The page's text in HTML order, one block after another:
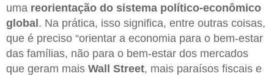
uma reorientação do sistema político-econômico
global . Na prática, isso significa, entre outras coisas,
que é preciso “orientar a economia para o bem-estar
das famílias, não para o bem-estar dos mercados
que geram mais Wall Street, mais paraísos fiscais e